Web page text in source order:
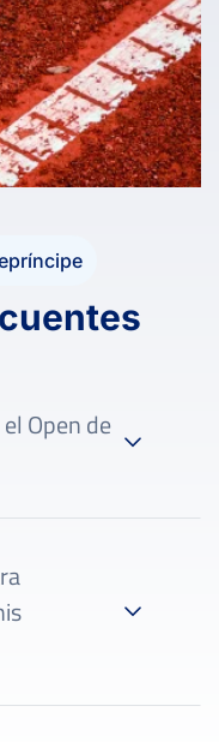
Open de